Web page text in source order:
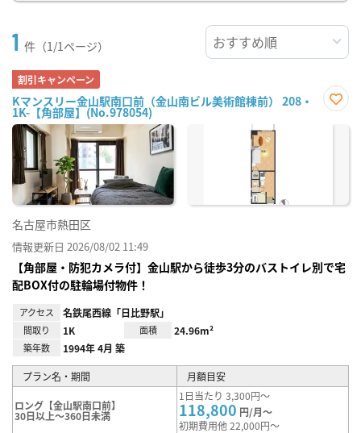
1 件（1/1ページ）
割引キャンペーン
Kマンスリー金山駅南口前（金山南ビル美術館棟前） 208・
1K-【角部屋】(No.978054)
に入
名古屋市熱田区
情報更新日 2026/08/02 11:49
【角部屋・防犯カメラ付】金山駅から徒歩3分のバストイレ別で宅
配BOX付の駐輪場付物件！
アクセス 名鉄尾西線「日比野駅」
間取り 1K 面積 24.96m²
築年数 1994年 4月 築
プラン名・期間 月額目安
ロング【金山駅南口前】
30日以上～360日未満
1日当たり 3,300円～
118,800 円/月～
初期費用他 22,000円～